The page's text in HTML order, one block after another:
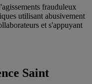
frauduleux
utilisant abusivement
et s'appuyant
Saint